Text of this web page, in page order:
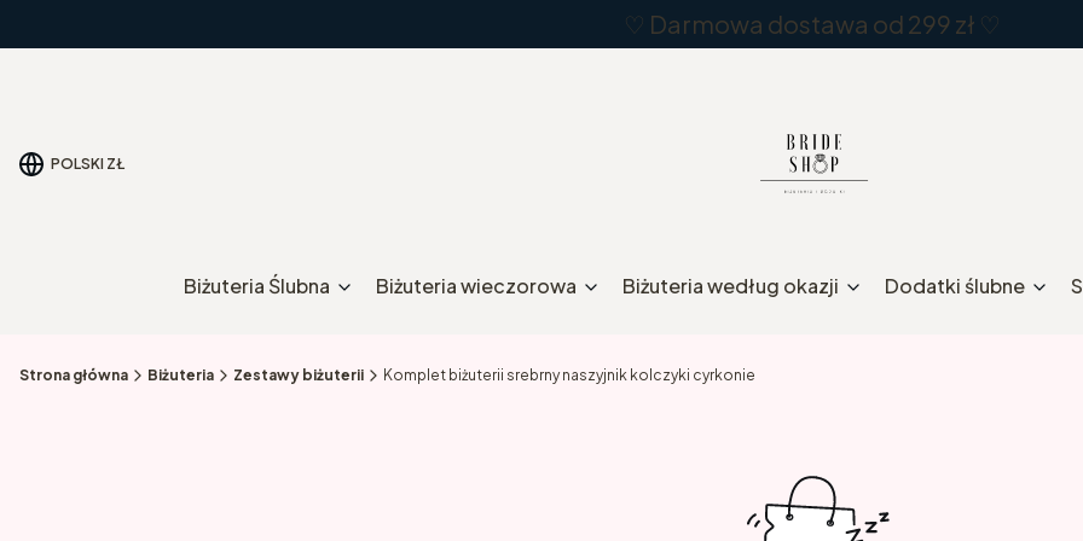
♡ Darmowa dostawa od 299 zł ♡
POLSKI ZŁ
Biżuteria Ślubna Biżuteria wieczorowa Biżuteria według okazji Dodatki ślubne
Strona główna Biżuteria Zestawy biżuterii Komplet biżuterii srebrny naszyjnik kolczyki cyrkonie